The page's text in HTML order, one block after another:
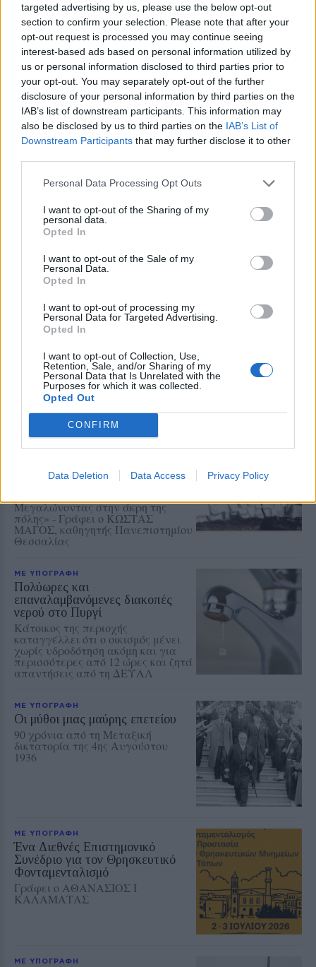
targeted advertising by us, please use the below opt-out
section to confirm your selection. Please note that after your
opt-out request is processed you may continue seeing
interest-based ads based on personal information utilized by
us or personal information disclosed to third parties prior to
your opt-out. You may separately opt-out of the further
disclosure of your personal information by third parties on the
IAB’s list of downstream participants. This information may
also be disclosed by us to third parties on the IAB’s List of
Downstream Participants that may further disclose it to other
Personal Data Processing Opt Outs
I want to opt-out of the Sharing of my
personal data.
Opted In
I want to opt-out of the Sale of my
Personal Data.
Opted In
I want to opt-out of processing my
Personal Data for Targeted Advertising.
Opted In
I want to opt-out of Collection, Use,
Retention, Sale, and/or Sharing of my
Personal Data that Is Unrelated with the
Purposes for which it was collected.
Opted Out
CONFIRM
Data Deletion Data Access Privacy Policy
ΣΤΗΝ ΙΔΙΑ ΚΑΤΗΓΟΡΙΑ
ΜΕ ΥΠΟΓΡΑΦΗ
Το «δικαίωμα παραμονής» των
νέων στα νησιά
Από το όραμα της παραμονής στις
στρατηγικές επιλογές - Γράφει ο
ΓΙΑΝΝΗΣ ΣΠΙΛΑΝΗΣ*
Πόσο απέχει η Ψάθα από τη
Γράφει ο ΚΥΡΙΑΚΟΣ
ΑΡΓΥΡΟΠΟΥΛΟΣ
ΜΕ ΥΠΟΓΡΑΦΗ
3ο Μουσικό Φεστιβάλ Δήμου
Μυτιλήνης
ΚΑΠΙΩΤΑΣ, πρώην Δντης Β/θμιας
Εκπ/σης Λέσβου & Σάμου
Με την πέννα της ψυχής και της
Μερικά σχόλια με αφορμή το
βιβλίο της Βάσω Καραπιπέρη-
Μεγαλώνοντας στην άκρη της
πόλης» - Γράφει ο ΚΩΣΤΑΣ
ΜΑΓΟΣ, καθηγητής Πανεπιστημίου
Θεσσαλίας
ΜΕ ΥΠΟΓΡΑΦΗ
Πολύωρες και
επαναλαμβανόμενες διακοπές
νερού στο Πυργί
Κάτοικος της περιοχής
καταγγέλλει ότι ο οικισμός μένει
χωρίς υδροδότηση ακόμη και για
περισσότερες από 12 ώρες και ζητά
απαντήσεις από τη ΔΕΥΑΛ
ΜΕ ΥΠΟΓΡΑΦΗ
Οι μύθοι μιας μαύρης επετείου
90 χρόνια από τη Μεταξική
δικτατορία της 4ης Αυγούστου
1936
ΜΕ ΥΠΟΓΡΑΦΗ
Ένα Διεθνές Επιστημονικό
Συνέδριο για τον Θρησκευτικό
Φονταμενταλισμό
Γράφει ο ΑΘΑΝΑΣΙΟΣ Ι
ΚΑΛΑΜΑΤΑΣ
ΜΕ ΥΠΟΓΡΑΦΗ